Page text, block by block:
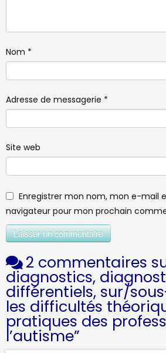
Nom *
Adresse de messagerie *
Site web
Enregistrer mon nom, mon e-mail
navigateur pour mon prochain
2 commentaires
diagnostics,
différentiels, sur/
les difficultés
pratiques des
l’autisme”